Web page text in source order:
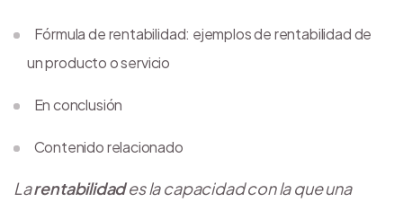
Larentabilidades la capacidad con la que una
Fórmula de rentabilidad: ejemplos de rentabilidad de
un producto o servicio
En conclusión
Contenido relacionado